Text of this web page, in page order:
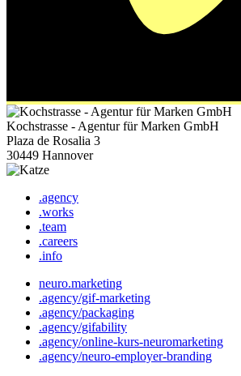
Kochstrasse - Agentur für Marken GmbH
Plaza de Rosalia 3
30449 Hannover
.agency
.works
.team
.careers
.info
neuro.marketing
.agency/gif-marketing
.agency/packaging
.agency/gifability
.agency/online-kurs-neuromarketing
.agency/neuro-employer-branding